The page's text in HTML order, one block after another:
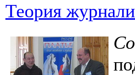
Теория